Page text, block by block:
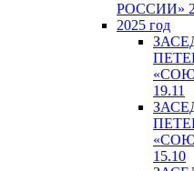
РОССИИ»
2025 год
19.11
15.10